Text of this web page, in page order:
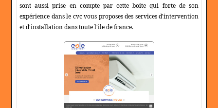
sont aussi prise en compte par cette boite qui forte de son
expérience dans le cvc vous proposes des services d'intervention
et d'installation dans toute l'ile de france.